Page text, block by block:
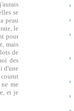
se
peau
le
pour
mais
de
des
d'une
me
et je